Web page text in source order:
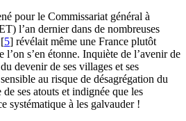
pour le Commissariat général à
l’an dernier dans de nombreuses
[5] révélait même une France plutôt
l’on s’en étonne. Inquiète de l’avenir de
devenir de ses villages et ses
au risque de désagrégation du
ses atouts et indignée que les
systématique à les galvauder !